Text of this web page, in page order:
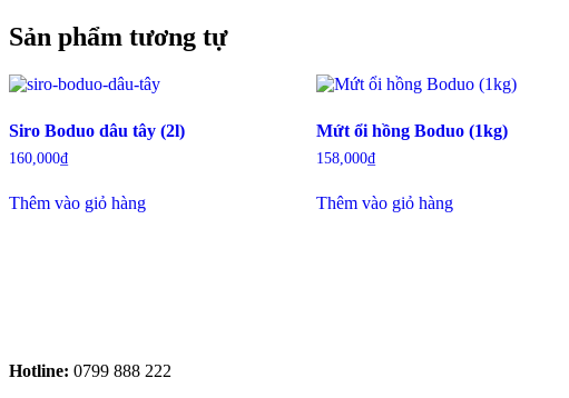
Sản phẩm tương tự
Siro Boduo dâu tây (2l)
160,000₫
Thêm vào giỏ hàng
Mứt ổi hồng Boduo (1kg)
158,000₫
Thêm vào giỏ hàng
Hotline: 0799 888 222